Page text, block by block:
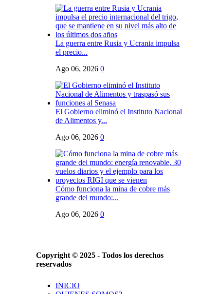
La guerra entre Rusia y Ucrania impulsa
el precio...
Ago 06, 2026 0
El Gobierno eliminó el Instituto Nacional
de Alimentos y...
Ago 06, 2026 0
Cómo funciona la mina de cobre más
grande del mundo:...
Ago 06, 2026 0
Copyright © 2025 - Todos los derechos
reservados
INICIO